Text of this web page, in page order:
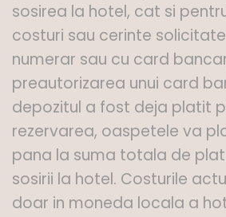
sosirea la hotel, cat si
costuri sau cerinte
numerar sau cu card
preautorizarea unui card
depozitul a fost deja platit
rezervarea, oaspetele va
pana la suma totala de
sosirii la hotel. Costurile
doar in moneda locala a